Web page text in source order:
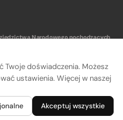
Narodowego pochodzących
Twoje doświadczenia. Możesz
ustawienia. Więcej w naszej
Akceptuj wszystkie